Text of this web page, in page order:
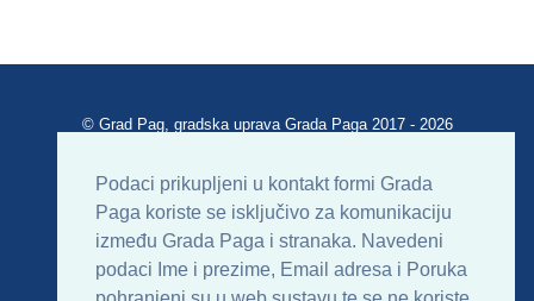
Podaci prikupljeni u kontakt formi Grada
Paga koriste se isključivo za komunikaciju
između Grada Paga i stranaka. Navedeni
podaci Ime i prezime, Email adresa i Poruka
© Grad Pag, gradska uprava Grada Paga 2017 - 2026
Uvjeti korištenja Impressum
Kontakt
Sitemap
RSS